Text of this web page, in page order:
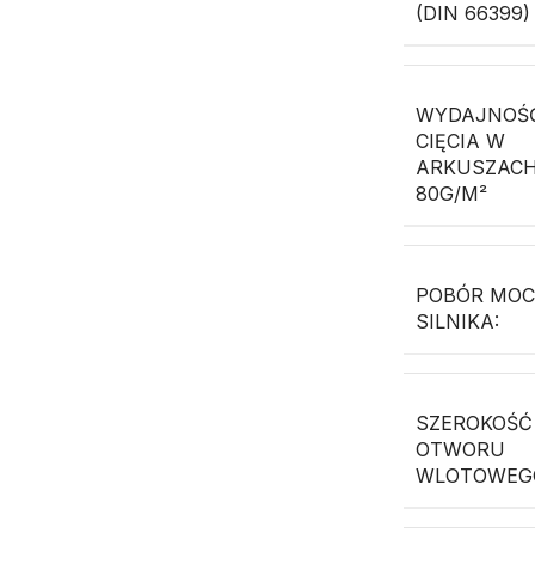
(DIN 66399)
CIĘCIA W
80G/M²
POBÓR
SILNIKA:
SZEROKOŚĆ
OTWORU